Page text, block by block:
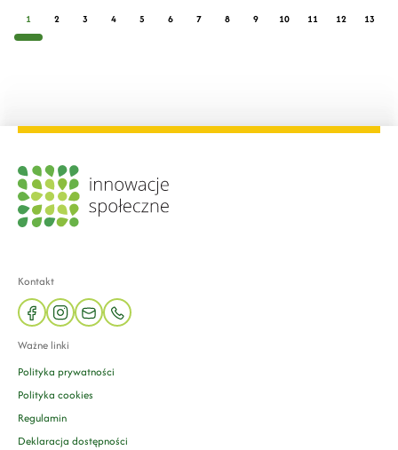
1 2 3 4 5 6 7 8 9 10 11 12 13
Kontakt
facebookinstagram
mail phone
Ważne linki
Polityka prywatności
Polityka cookies
Regulamin
Deklaracja dostępności